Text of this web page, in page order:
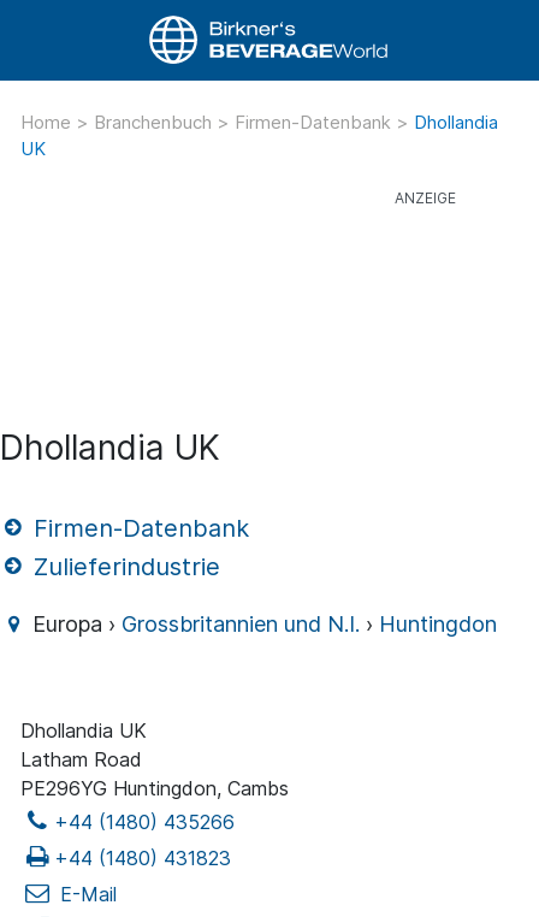
Home > Branchenbuch > Firmen-Datenbank > Dhollandia
UK
Dhollandia UK
Firmen-Datenbank
Zulieferindustrie
Europa › Grossbritannien und N.I. › Huntingdon
Dhollandia UK
Latham Road
PE296YG Huntingdon, Cambs
+44 (1480) 435266
+44 (1480) 431823
E-Mail